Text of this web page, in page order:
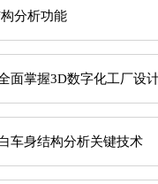
分析功能
面掌握3D数字化工厂设
车身结构分析关键技术